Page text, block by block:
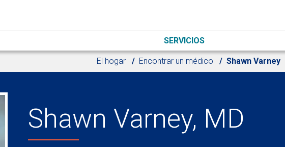
SERVICIOS
El hogar Encontrar un médico Shawn Varney
Shawn Varney, MD